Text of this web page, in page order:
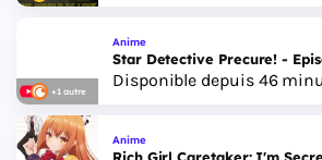
+1 autre
Anime
Star Detective Precure! -
Disponible depuis 46
Anime
Rich Girl Caretaker: I'm